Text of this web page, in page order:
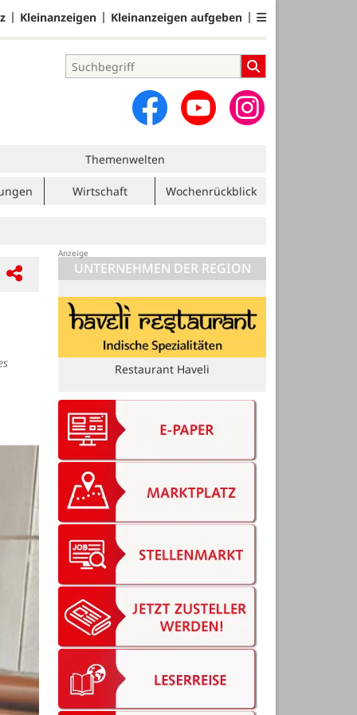
Kleinanzeigen Kleinanzeigen aufgeben
Themenwelten
Wirtschaft Wochenrückblick
UNTERNEHMEN DER REGION
Stelljes-Team